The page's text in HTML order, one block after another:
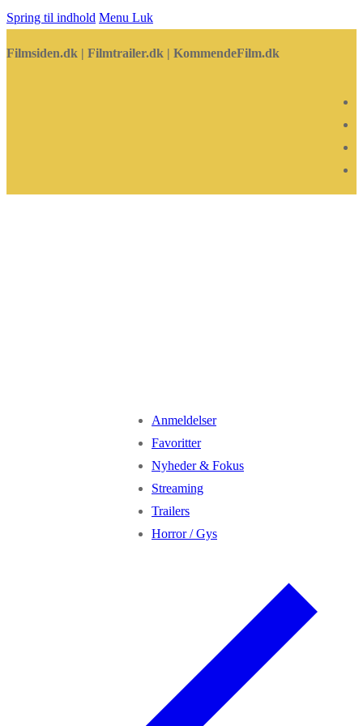
Spring til indhold Menu Luk
Filmsiden.dk | Filmtrailer.dk | KommendeFilm.dk
Anmeldelser
Favoritter
Nyheder & Fokus
Streaming
Trailers
Horror / Gys